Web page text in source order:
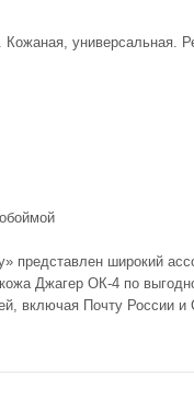
универсальная.
представлен широкий
Джагер ОК-4 по
включая Почту